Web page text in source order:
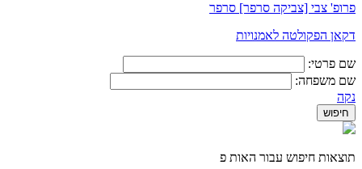
פרופ' צבי [צביקה סרפר] סרפר
דקאן הפקולטה לאמנויות
שם פרטי:
שם משפחה:
נקה
תוצאות חיפוש עבור האות פ